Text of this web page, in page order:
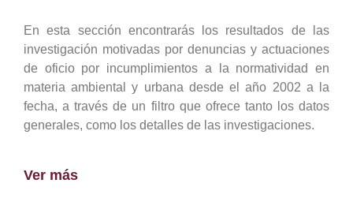
En esta sección encontrarás los resultados de las
investigación motivadas por denuncias y actuaciones
de oficio por incumplimientos a la normatividad en
materia ambiental y urbana desde el año 2002 a la
fecha, a través de un filtro que ofrece tanto los datos
generales, como los detalles de las investigaciones.
Ver más